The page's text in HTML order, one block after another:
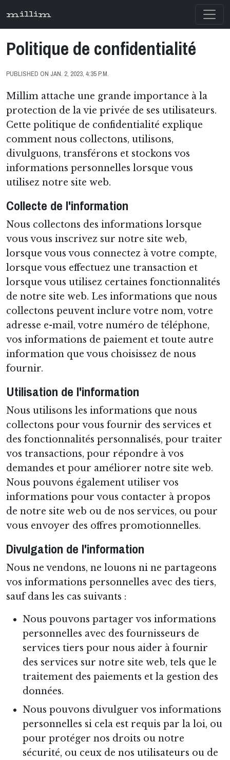
millim
Politique de confidentialité
PUBLISHED ON JAN. 2, 2023, 4:35 P.M.
Millim attache une grande importance à la
protection de la vie privée de ses utilisateurs.
Cette politique de confidentialité explique
comment nous collectons, utilisons,
divulguons, transférons et stockons vos
informations personnelles lorsque vous
utilisez notre site web.
Collecte de l'information
Nous collectons des informations lorsque
vous vous inscrivez sur notre site web,
lorsque vous vous connectez à votre compte,
lorsque vous effectuez une transaction et
lorsque vous utilisez certaines fonctionnalités
de notre site web. Les informations que nous
collectons peuvent inclure votre nom, votre
adresse e-mail, votre numéro de téléphone,
vos informations de paiement et toute autre
information que vous choisissez de nous
fournir.
Utilisation de l'information
Nous utilisons les informations que nous
collectons pour vous fournir des services et
des fonctionnalités personnalisés, pour traiter
vos transactions, pour répondre à vos
demandes et pour améliorer notre site web.
Nous pouvons également utiliser vos
informations pour vous contacter à propos
de notre site web ou de nos services, ou pour
vous envoyer des offres promotionnelles.
Divulgation de l'information
Nous ne vendons, ne louons ni ne partageons
vos informations personnelles avec des tiers,
sauf dans les cas suivants :
Nous pouvons partager vos informations
personnelles avec des fournisseurs de
services tiers pour nous aider à fournir
des services sur notre site web, tels que le
traitement des paiements et la gestion des
données.
Nous pouvons divulguer vos informations
personnelles si cela est requis par la loi, ou
pour protéger nos droits ou notre
sécurité, ou ceux de nos utilisateurs ou de